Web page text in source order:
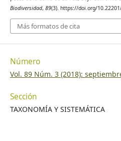
Brusca, R. C., L. T. Findley, P. A.
Torre-Cosío y A. van der
and conservation in northern
Ceballos y S. L. Felger (eds.).
Castro-Aguirre, J. L. 1991.
Biodiversidad, 89(3). https://doi.org/
Más formatos de cita
Número
Vol. 89 Núm. 3 (2018):
Sección
TAXONOMÍA Y SISTEMÁTICA